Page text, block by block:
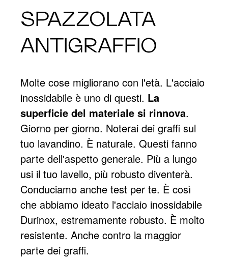
SPAZZOLATA
ANTIGRAFFIO
Molte cose migliorano con l'età. L'acciaio
inossidabile è uno di questi. La
superficie del materiale si rinnova.
Giorno per giorno. Noterai dei graffi sul
tuo lavandino. È naturale. Questi fanno
parte dell'aspetto generale. Più a lungo
usi il tuo lavello, più robusto diventerà.
Conduciamo anche test per te. È così
che abbiamo ideato l'acciaio inossidabile
Durinox, estremamente robusto. È molto
resistente. Anche contro la maggior
parte dei graffi.